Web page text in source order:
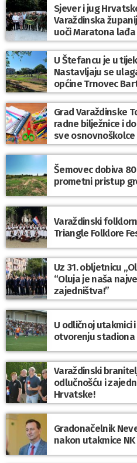
Sjever i jug
Varaždinska
uoči Maratona lađa
U Štefancu je u
Nastavljaju se
općine Trnovec
Grad Varaždinske
radne bilježnice i
sve osnovnoškolce
Šemovec dobiva
prometni pristup
Varaždinski
Triangle Folklore
Uz 31. obljetnicu
“Oluja je naša
zajedništva!”
U odličnoj utakmici
otvorenju stadiona
Varaždinski
odlučnošću i
Hrvatske!
Gradonačelnik
nakon utakmice